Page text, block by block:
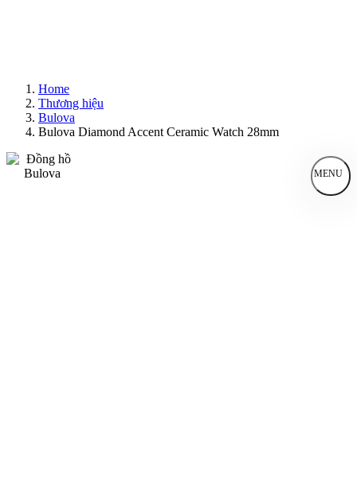
Home
Thương hiệu
Bulova
Bulova Diamond Accent Ceramic Watch 28mm
MENU